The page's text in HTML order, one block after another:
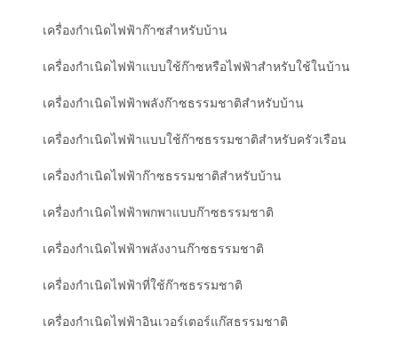
เครื่องกำเนิดไฟฟ้าก๊าซสำหรับบ้าน
เครื่องกำเนิดไฟฟ้าแบบใช้ก๊าซหรือไฟฟ้าสำหรับใช้ในบ้าน
เครื่องกำเนิดไฟฟ้าพลังก๊าซธรรมชาติสำหรับบ้าน
เครื่องกำเนิดไฟฟ้าแบบใช้ก๊าซธรรมชาติสำหรับครัวเรือน
เครื่องกำเนิดไฟฟ้าก๊าซธรรมชาติสำหรับบ้าน
เครื่องกำเนิดไฟฟ้าพกพาแบบก๊าซธรรมชาติ
เครื่องกำเนิดไฟฟ้าพลังงานก๊าซธรรมชาติ
เครื่องกำเนิดไฟฟ้าที่ใช้ก๊าซธรรมชาติ
เครื่องกำเนิดไฟฟ้าอินเวอร์เตอร์แก๊สธรรมชาติ